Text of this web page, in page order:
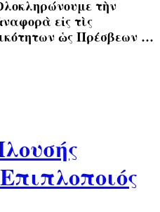
τὴν
εἰς τὶς
ὡς Πρέσβεων …